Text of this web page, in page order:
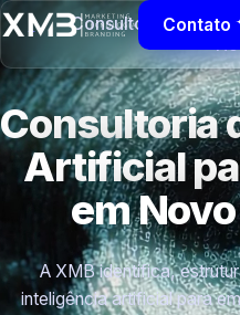
Contato
Consultoria de
Consultoria
Artificial
em
A XMB identifica,
inteligência artificial para